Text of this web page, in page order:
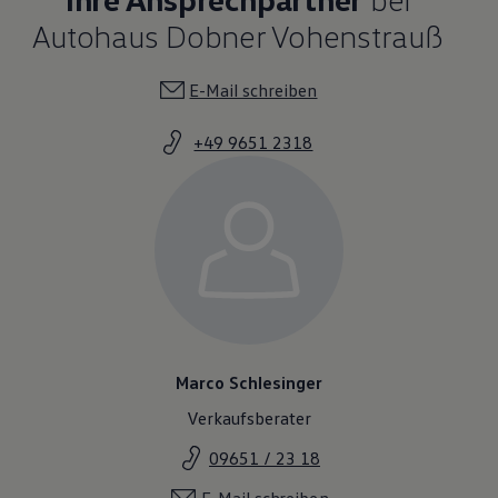
Lifestyle
Familie
Elektromobilität
Pannen- und Unfallhilfe
Volkswagen Kundenbetreuung
Autohaus Dobner Vohenstrauß
E-Mail schreiben
+49 9651 2318
Marco Schlesinger
Verkaufsberater
09651 / 23 18